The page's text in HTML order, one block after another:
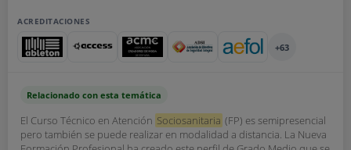
ACREDITACIONES
+63
Relacionado con esta temática
El Curso Técnico en Atención Sociosanitaria (FP) es semipresencial
pero también se puede realizar en modalidad a distancia. La Nueva